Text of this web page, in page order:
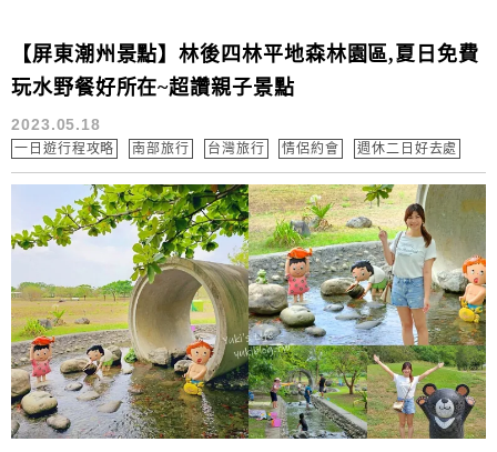
【屏東潮州景點】林後四林平地森林園區,夏日免費
玩水野餐好所在~超讚親子景點
2023.05.18
一日遊行程攻略 南部旅行 台灣旅行 情侶約會 週休二日好去處